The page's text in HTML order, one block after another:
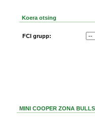
Koera otsing
FCI grupp:
MINI COOPER ZONA